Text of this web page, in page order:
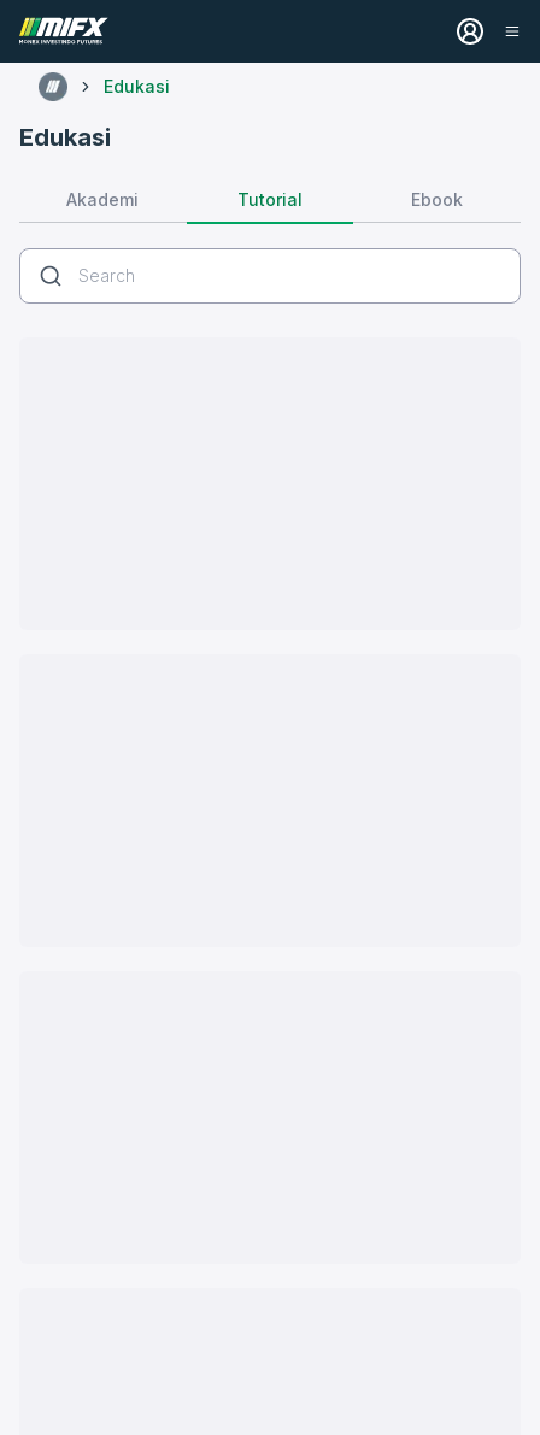
Edukasi
Edukasi
Akademi Tutorial Ebook